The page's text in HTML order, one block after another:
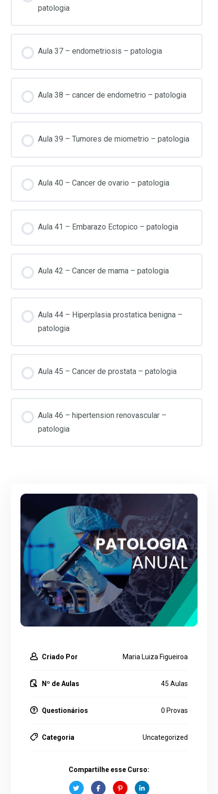
patologia
Aula 37 – endometriosis – patologia
Aula 38 – cancer de endometrio – patologia
Aula 39 – Tumores de miometrio – patologia
Aula 40 – Cancer de ovario – patologia
Aula 41 – Embarazo Ectopico – patologia
Aula 42 – Cancer de mama – patologia
Aula 44 – Hiperplasia prostatica benigna –
patologia
Aula 45 – Cancer de prostata – patologia
Aula 46 – hipertension renovascular –
patologia
Criado Por Maria Luiza Figueiroa
Nº de Aulas 45 Aulas
Questionários 0 Provas
Categoria Uncategorized
Compartilhe esse Curso: